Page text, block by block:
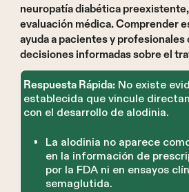
neuropatía diabética
evaluación médica. Comprender
ayuda a pacientes y profesionales
decisiones informadas sobre el
Respuesta Rápida: No existe
establecida que vincule
con el desarrollo de alodinia.
La alodinia no aparece
en la información de
por la FDA ni en ensayos
semaglutida.